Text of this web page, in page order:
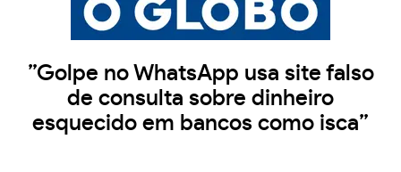
”Golpe no WhatsApp usa site falso
de consulta sobre dinheiro
esquecido em bancos como isca”